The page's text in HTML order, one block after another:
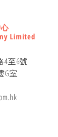
Limited
至6號
G室